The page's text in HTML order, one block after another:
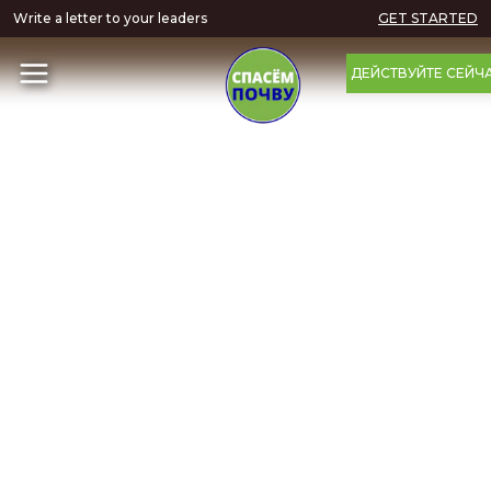
Write a letter to your leaders GET STARTED
ДЕЙСТВУЙТЕ